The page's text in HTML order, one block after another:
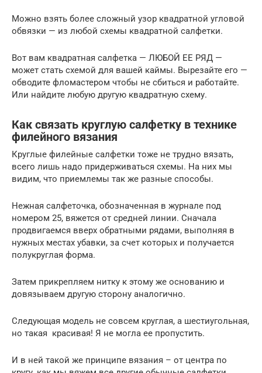
Можно взять более сложный узор квадратной угловой
обвязки — из любой схемы квадратной салфетки.
Вот вам квадратная салфетка — ЛЮБОЙ ЕЕ РЯД —
может стать схемой для вашей каймы. Вырезайте его —
обводите фломастером чтобы не сбиться и работайте.
Или найдите любую другую квадратную схему.
Как связать круглую салфетку в технике
филейного вязания
Круглые филейные салфетки тоже не трудно вязать,
всего лишь надо придерживаться схемы. На них мы
видим, что приемлемы так же разные способы.
Нежная салфеточка, обозначенная в журнале под
номером 25, вяжется от средней линии. Сначала
продвигаемся вверх обратными рядами, выполняя в
нужных местах убавки, за счет которых и получается
полукруглая форма.
Затем прикрепляем нитку к этому же основанию и
довязываем другую сторону аналогично.
Следующая модель не совсем круглая, а шестиугольная,
но такая красивая! Я не могла ее пропустить.
И в ней такой же принципе вязания – от центра по